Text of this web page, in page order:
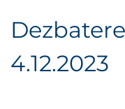
4.12.2023